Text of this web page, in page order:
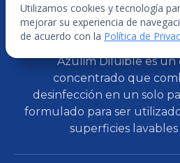
DESINFECTANTE
Azulim Diluible es un
concentrado que
desinfección en un solo
formulado para ser
superficies
Utilizamos cookies y tecnología
mejorar su experiencia de
de acuerdo con la Política de